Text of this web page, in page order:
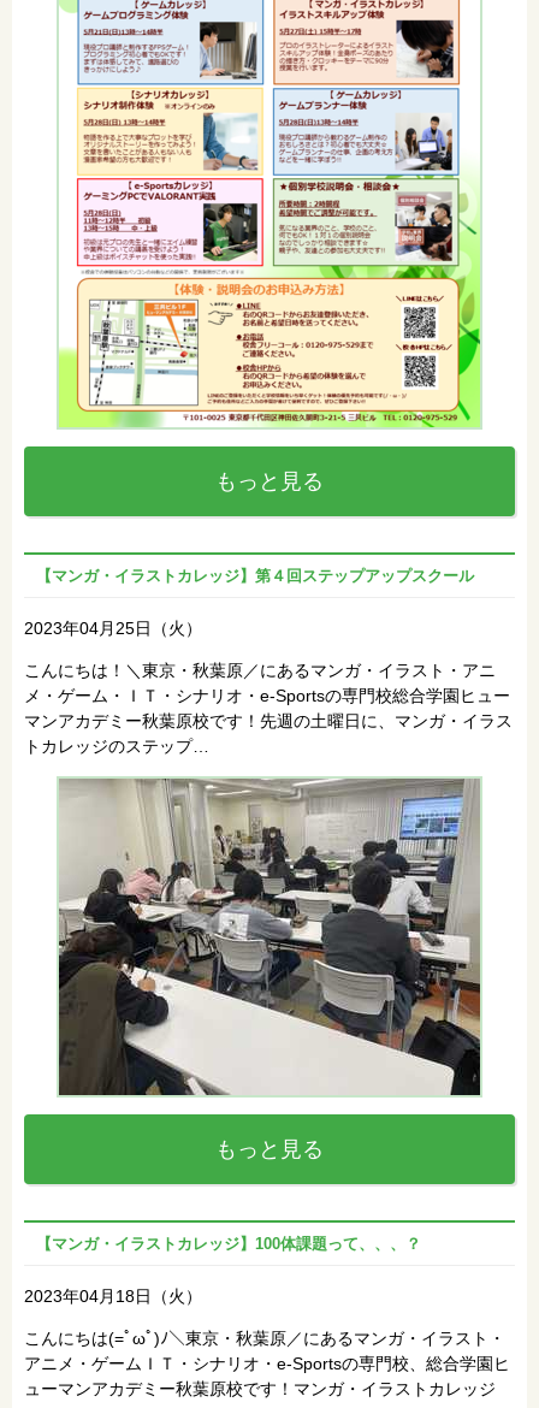
もっと見る
【マンガ・イラストカレッジ】第４回ステップアップスクール
2023年04月25日（火）
こんにちは！＼東京・秋葉原／にあるマンガ・イラスト・アニ
メ・ゲーム・ＩＴ・シナリオ・e-Sportsの専門校総合学園ヒュー
マンアカデミー秋葉原校です！先週の土曜日に、マンガ・イラス
トカレッジのステップ…
もっと見る
【マンガ・イラストカレッジ】100体課題って、、、？
2023年04月18日（火）
こんにちは(=ﾟωﾟ)ﾉ＼東京・秋葉原／にあるマンガ・イラスト・
アニメ・ゲームＩＴ・シナリオ・e-Sportsの専門校、総合学園ヒ
ューマンアカデミー秋葉原校です！マンガ・イラストカレッジ